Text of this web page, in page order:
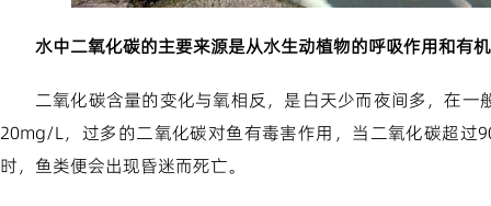
水中二氧化碳的主要来源是从水生动植物的呼吸作用和有
二氧化碳含量的变化与氧相反，是白天少而夜间多，在
20mg/L，过多的二氧化碳对鱼有毒害作用，当二氧化碳超
时，鱼类便会出现昏迷而死亡。